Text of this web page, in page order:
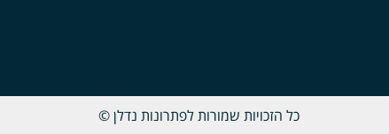
כל הזכויות שמורות לפתרונות נדלן ©